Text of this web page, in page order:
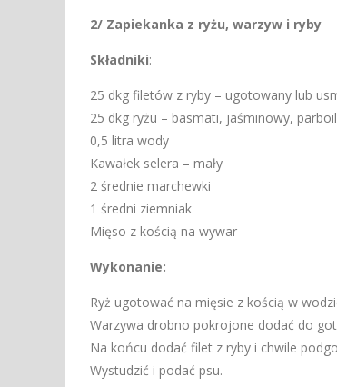
2/ Zapiekanka z ryżu, warzyw i ryby
Składniki:
25 dkg filetów z ryby – ugotowany lub
25 dkg ryżu – basmati, jaśminowy,
0,5 litra wody
Kawałek selera – mały
2 średnie marchewki
1 średni ziemniak
Mięso z kością na wywar
Wykonanie:
Ryż ugotować na mięsie z kością w
Warzywa drobno pokrojone dodać do
Na końcu dodać filet z ryby i chwile
Wystudzić i podać psu.